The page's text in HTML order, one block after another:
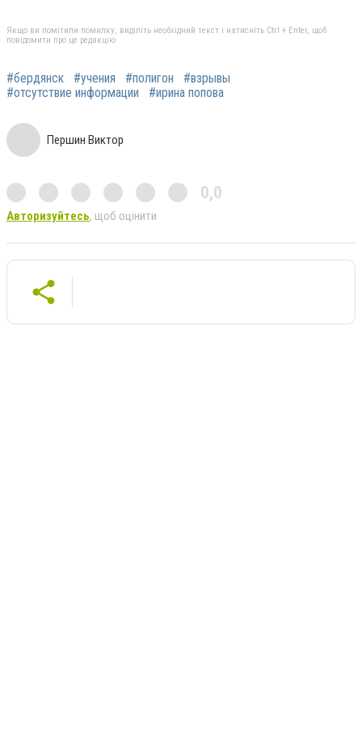
Якщо ви помітили помилку, виділіть необхідний текст і натисніть Ctrl + Enter, щоб
повідомити про це редакцію
#бердянск #учения #полигон
#взрывы
#отсутствие информации
#ирина попова
Першин Виктор
0,0
Авторизуйтесь, щоб оцінити